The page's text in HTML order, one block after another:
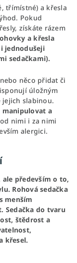
třímístné) a křesla
Pokud
získáte rázem
a křesla
jednodušeji
sedačkami).
něco přidat či
úložným
slabinou.
manipulovat a
nimi i za nimi
alergici.
ale především o to,
Rohová sedačka
menším
Sedačka do tvaru
štědrost a
křesel.